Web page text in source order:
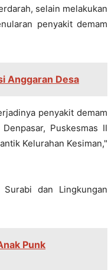
selain melakukan
penyakit demam
Anggaran Desa
penyakit demam
Puskesmas II
Kelurahan Kesiman,"
dan Lingkungan
Punk